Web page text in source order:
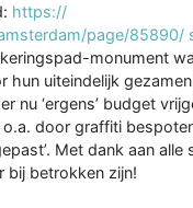
https://
page/85890/
monument
hun uiteindelijk
nu ‘ergens’ budget
door graffiti
Met dank aan alle
bij betrokken zijn!